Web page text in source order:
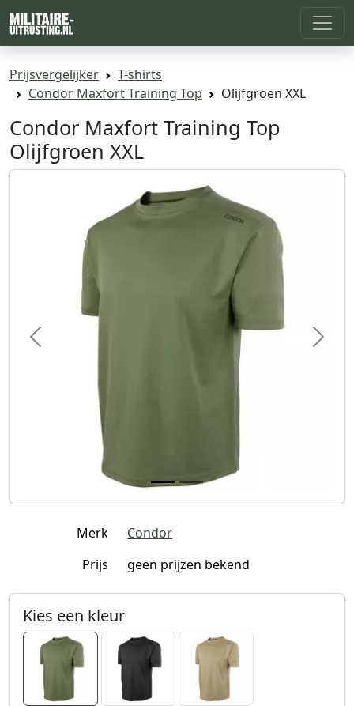
Prijsvergelijker
T-shirts
Condor Maxfort Training Top
Olijfgroen XXL
Condor Maxfort Training Top
Olijfgroen XXL
Previous Next
Merk
Condor
Prijs
geen prijzen bekend
Kies een kleur